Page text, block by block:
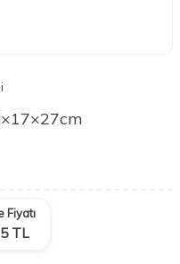
Fiyatı
TL